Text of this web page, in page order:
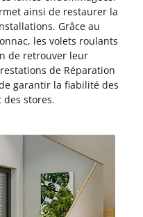
ainsi de restaurer la
Grâce au
les volets roulants
de retrouver leur
de Réparation
garantir la fiabilité des
stores.